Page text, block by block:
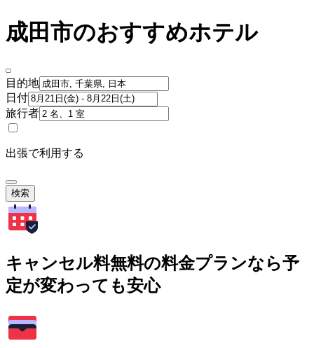
成田市のおすすめホテル
目的地
日付
旅行者
出張で利用する
検索
キャンセル料無料の料金プランなら予
定が変わっても安心